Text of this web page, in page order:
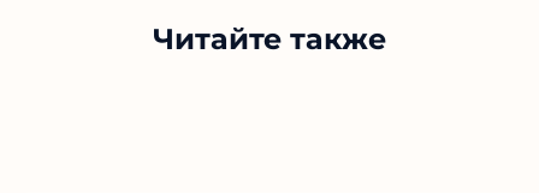
Читайте также